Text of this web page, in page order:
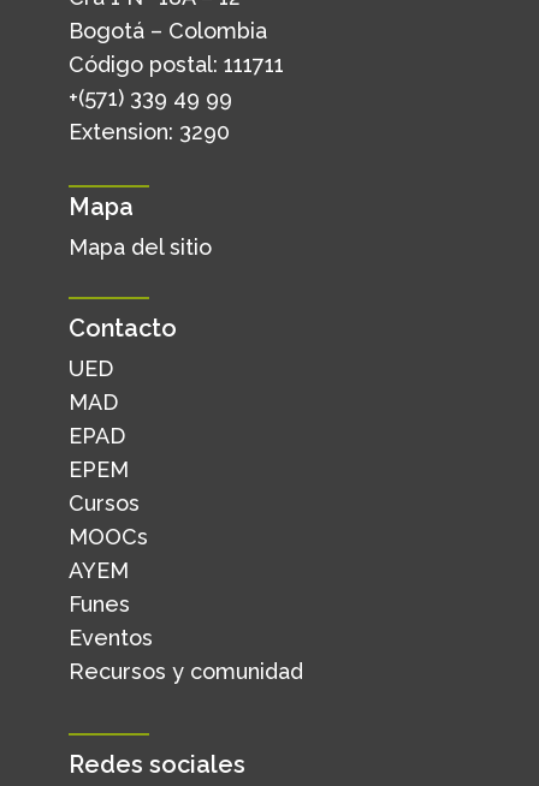
Bogotá – Colombia
Código postal: 111711
+(571) 339 49 99
Extension: 3290
Mapa
Mapa del sitio
Contacto
UED
MAD
EPAD
EPEM
Cursos
MOOCs
AYEM
Funes
Eventos
Recursos y comunidad
Redes sociales